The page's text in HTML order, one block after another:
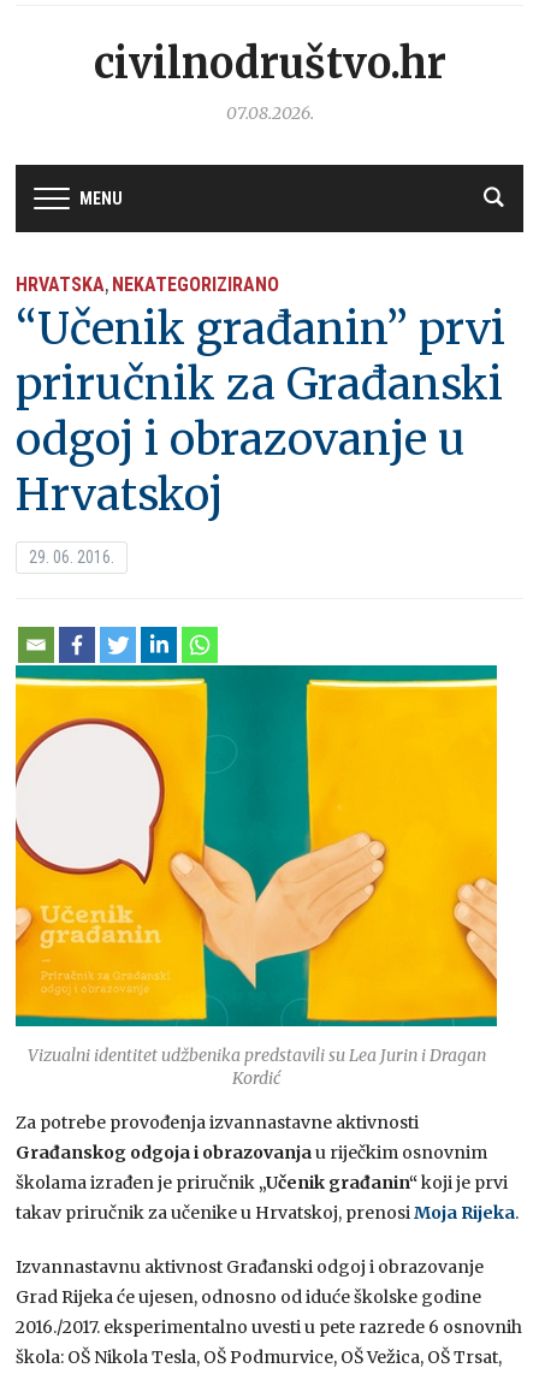
civilnodruštvo.hr
07.08.2026.
MENU
HRVATSKA, NEKATEGORIZIRANO
“Učenik građanin” prvi
priručnik za Građanski
odgoj i obrazovanje u
Hrvatskoj
29. 06. 2016.
Vizualni identitet udžbenika predstavili su Lea Jurin i Dragan
Kordić
Za potrebe provođenja izvannastavne aktivnosti
Građanskog odgoja i obrazovanjau riječkim osnovnim
školama izrađen je priručnik „Učenik građanin“koji je prvi
takav priručnik za učenike u Hrvatskoj, prenosiMoja Rijeka.
Izvannastavnu aktivnost Građanski odgoj i obrazovanje
Grad Rijeka će ujesen, odnosno od iduće školske godine
2016./2017. eksperimentalno uvesti u pete razrede 6 osnovnih
škola: OŠ Nikola Tesla, OŠ Podmurvice, OŠ Vežica, OŠ Trsat,